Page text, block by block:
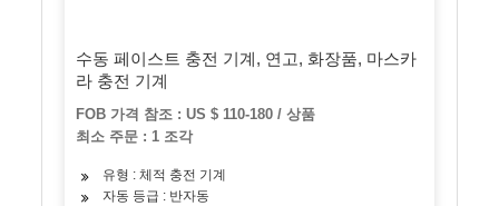
수동 페이스트 충전 기계, 연고, 화장품, 마스카
라 충전 기계
FOB 가격 참조 : US $ 110-180 / 상품
최소 주문 : 1 조각
유형 : 체적 충전 기계
자동 등급 : 반자동